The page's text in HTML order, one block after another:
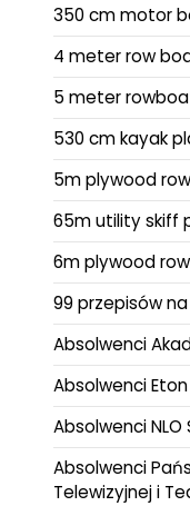
350 cm motor
4 meter row
5 meter
530 cm kayak
5m plywood
65m utility skiff
6m plywood
99 przepisów
Absolwenci
Absolwenci
Absolwenci NLO
Absolwenci
Telewizyjnej i